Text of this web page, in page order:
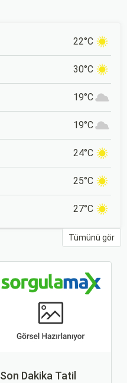
22°C
30°C
19°C
19°C
24°C
25°C
27°C
Tümünü gör
Son Dakika Tatil